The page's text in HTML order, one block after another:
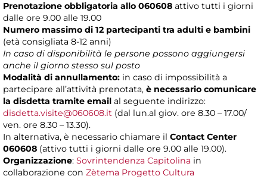
Prenotazione obbligatoria allo 060608 attivo tutti i giorni
dalle ore 9.00 alle 19.00
Numero massimo di 12 partecipanti tra adulti e bambini
(età consigliata 8-12 anni)
In caso di disponibilità le persone possono aggiungersi
anche il giorno stesso sul posto
Modalità di annullamento: in caso di impossibilità a
partecipare all’attività prenotata, è necessario comunicare
la disdetta tramite email al seguente indirizzo:
disdetta.visite@060608.it (dal lun.al giov. ore 8.30 – 17.00/
ven. ore 8.30 – 13.30).
In alternativa, è necessario chiamare il Contact Center
060608 (attivo tutti i giorni dalle ore 9.00 alle 19.00).
Organizzazione: Sovrintendenza Capitolina in
collaborazione con Zètema Progetto Cultura